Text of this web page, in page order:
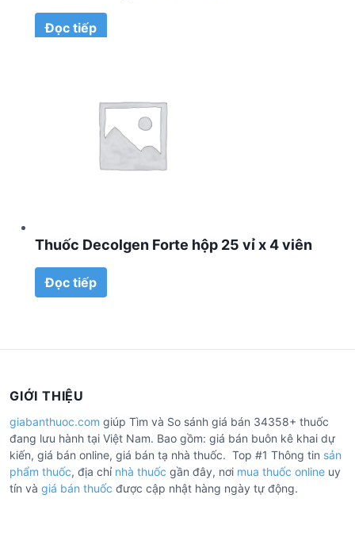
Đọc tiếp
Thuốc Decolgen Forte hộp 25 vỉ x 4 viên
Đọc tiếp
GIỚI THIỆU
giabanthuoc.com giúp Tìm và So sánh giá bán 34358+ thuốc
đang lưu hành tại Việt Nam. Bao gồm: giá bán buôn kê khai dự
kiến, giá bán online, giá bán tạ nhà thuốc. Top #1 Thông tin sản
phẩm thuốc, địa chỉ nhà thuốc gần đây, nơi mua thuốc online uy
tín và giá bán thuốc được cập nhật hàng ngày tự động.